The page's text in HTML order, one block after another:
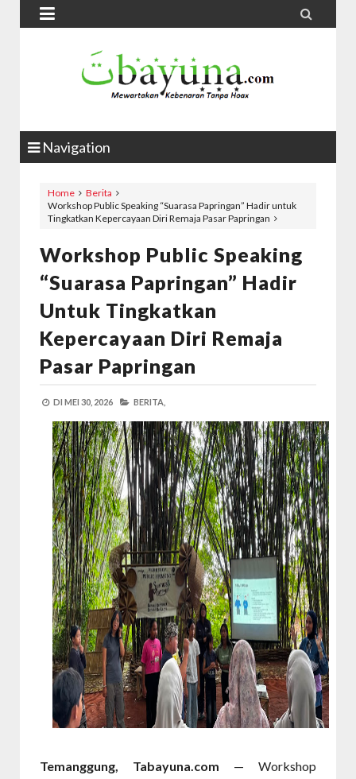
 
Navigation
Home
Berita
Workshop Public Speaking “Suarasa Papringan” Hadir untuk
Tingkatkan Kepercayaan Diri Remaja Pasar Papringan
Workshop Public Speaking
“Suarasa Papringan” Hadir
Untuk Tingkatkan
Kepercayaan Diri Remaja
Pasar Papringan
DI MEI 30, 2026 BERITA,
Temanggung, Tabayuna.com — Workshop